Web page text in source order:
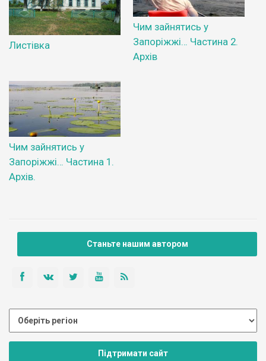
Листівка
Чим зайнятись у
Запоріжжі… Частина 2.
Архів
Чим зайнятись у
Запоріжжі… Частина 1.
Архів.
Станьте нашим автором
Підтримати сайт